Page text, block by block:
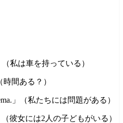
（私は車を持っている）
時間ある？）
」（私たちには問題がある）
（彼女には2人の子どもがいる）